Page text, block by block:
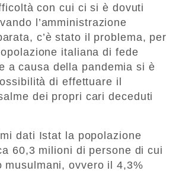
con cui ci si è dovuti
l’amministrazione
c’è stato il problema, per
italiana di fede
a causa della pandemia si è
di effettuare il
dei propri cari deceduti
dati Istat la popolazione
60,3 milioni di persone di cui
musulmani, ovvero il 4,3%